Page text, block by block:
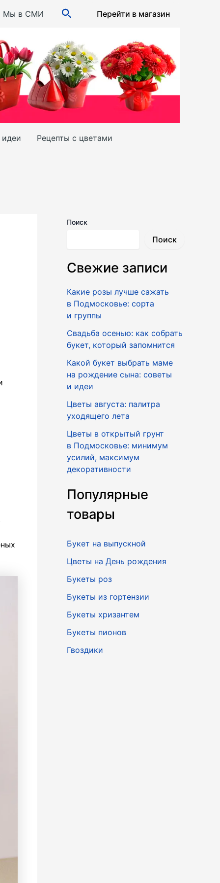
Мы в СМИ Поиск Перейти в магазин
Рецепты с цветами
ых
Поиск
Поиск
Свежие записи
Какие розы лучше сажать
в Подмосковье: сорта
и группы
Свадьба осенью: как собрать
букет, который запомнится
Какой букет выбрать маме
на рождение сына: советы
и идеи
Цветы августа: палитра
уходящего лета
Цветы в открытый грунт
в Подмосковье: минимум
усилий, максимум
декоративности
Популярные
товары
Букет на выпускной
Цветы на День рождения
Букеты роз
Букеты из гортензии
Букеты хризантем
Букеты пионов
Гвоздики